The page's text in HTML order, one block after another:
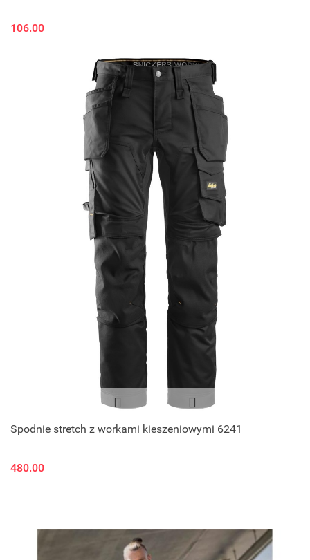
106.00
Spodnie stretch z workami kieszeniowymi 6241
480.00